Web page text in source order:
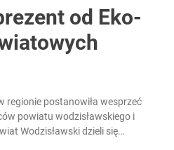
od Eko-
regionie postanowiła wesprzeć
powiatu wodzisławskiego i
Wodzisławski dzieli się